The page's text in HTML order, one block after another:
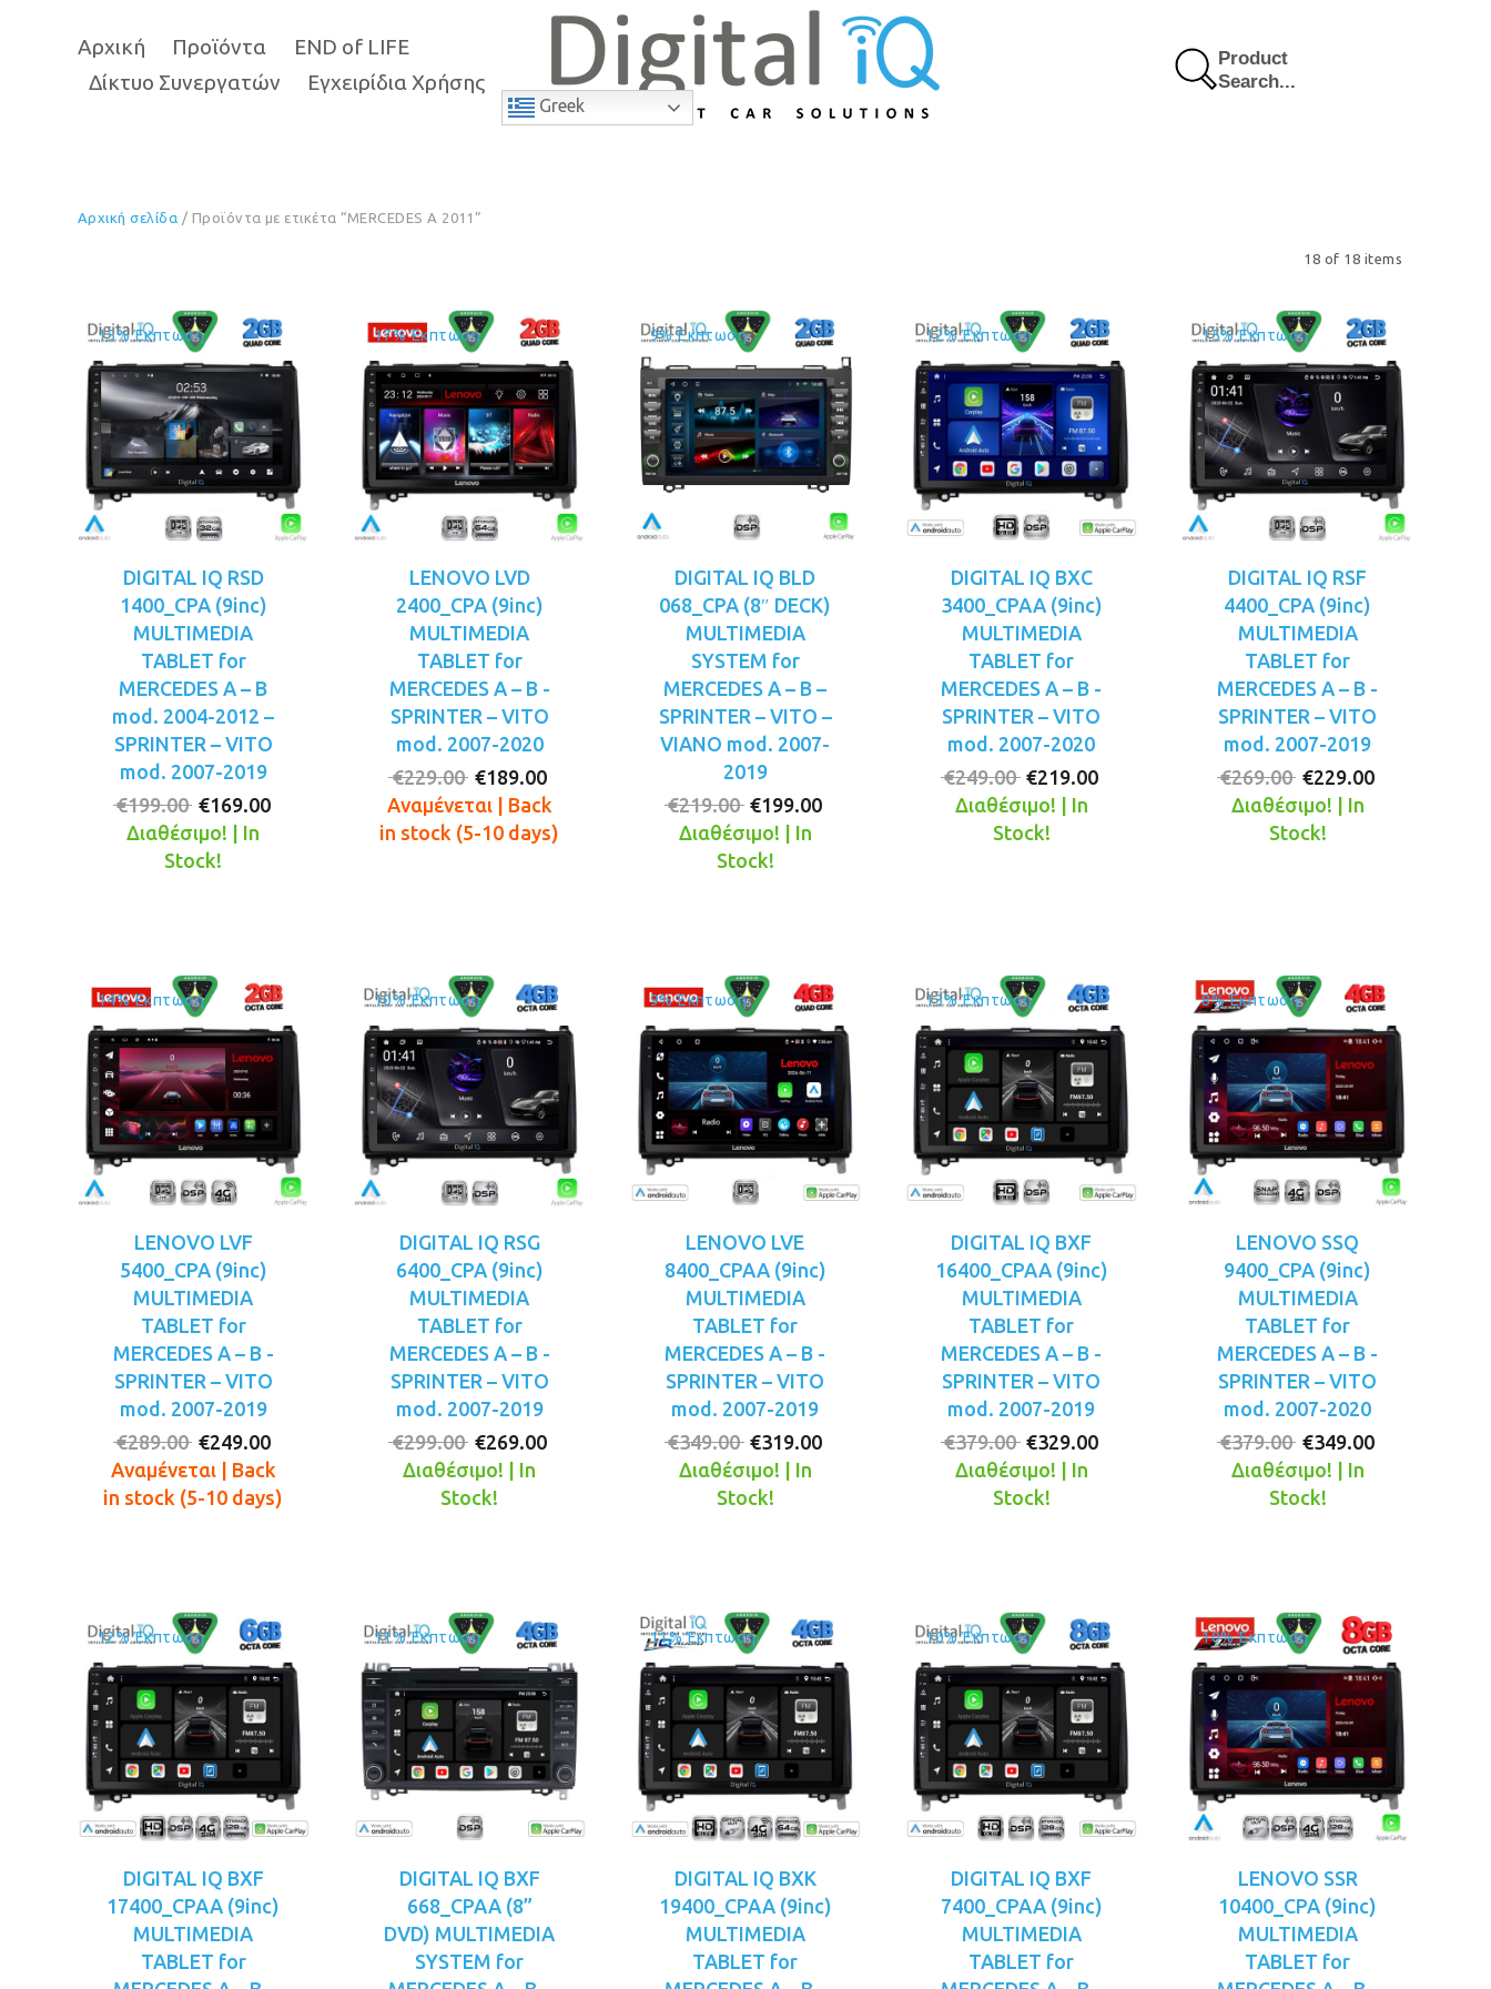
Αρχική Προϊόντα
END of LIFE
Δίκτυο Συνεργατών
Εγχειρίδια Χρήσης
Greek
Product
Search...
Αρχική σελίδα / Προϊόντα με ετικέτα “MERCEDES A 2011”
18 of 18 items
15% Έκπτωση
DIGITAL IQ RSD
1400_CPA (9inc)
MULTIMEDIA
TABLET for
MERCEDES A – B
mod. 2004-2012 –
SPRINTER – VITO
mod. 2007-2019
€199.00 Original
price
was:
€169.00
Διαθέσιμο! | In
Stock!
17% Έκπτωση
LENOVO LVD
2400_CPA (9inc)
MULTIMEDIA
TABLET for
MERCEDES A – B -
SPRINTER – VITO
mod. 2007-2020
€229.00 Original
price
was:
€189.00
τρέχουσα
τιμή
Αναμένεται | Back
in stock (5-10 days)
9% Έκπτωση
DIGITAL IQ BLD
068_CPA (8″ DECK)
MULTIMEDIA
SYSTEM for
MERCEDES A – B –
SPRINTER – VITO –
VIANO mod. 2007-
2019
€219.00 Original
price
was:
€199.00
Διαθέσιμο! | In
Stock!
12% Έκπτωση
DIGITAL IQ BXC
3400_CPAA (9inc)
MULTIMEDIA
TABLET for
MERCEDES A – B -
SPRINTER – VITO
mod. 2007-2020
€249.00 Original
price
was:
€219.00
Διαθέσιμο! | In
Stock!
15% Έκπτωση
DIGITAL IQ RSF
4400_CPA (9inc)
MULTIMEDIA
TABLET for
MERCEDES A – B -
SPRINTER – VITO
mod. 2007-2019
€269.00 Original
price
was:
€229.00
Διαθέσιμο! | In
Stock!
14% Έκπτωση
LENOVO LVF
5400_CPA (9inc)
MULTIMEDIA
TABLET for
MERCEDES A – B -
SPRINTER – VITO
mod. 2007-2019
€289.00 Original
price
was:
€249.00
τρέχουσα
τιμή
Αναμένεται | Back
in stock (5-10 days)
10% Έκπτωση
DIGITAL IQ RSG
6400_CPA (9inc)
MULTIMEDIA
TABLET for
MERCEDES A – B -
SPRINTER – VITO
mod. 2007-2019
€299.00 Original
price
was:
€269.00
Διαθέσιμο! | In
Stock!
9% Έκπτωση
LENOVO LVE
8400_CPAA (9inc)
MULTIMEDIA
TABLET for
MERCEDES A – B -
SPRINTER – VITO
mod. 2007-2019
€349.00 Original
price
was:
€319.00
Διαθέσιμο! | In
Stock!
13% Έκπτωση
DIGITAL IQ BXF
16400_CPAA (9inc)
MULTIMEDIA
TABLET for
MERCEDES A – B -
SPRINTER – VITO
mod. 2007-2019
€379.00 Original
price
was:
€329.00
Διαθέσιμο! | In
Stock!
8% Έκπτωση
LENOVO SSQ
9400_CPA (9inc)
MULTIMEDIA
TABLET for
MERCEDES A – B -
SPRINTER – VITO
mod. 2007-2020
€379.00 Original
price
was:
€349.00
Διαθέσιμο! | In
Stock!
12% Έκπτωση
DIGITAL IQ BXF
17400_CPAA (9inc)
MULTIMEDIA
TABLET for
11% Έκπτωση
DIGITAL IQ BXF
668_CPAA (8”
DVD) MULTIMEDIA
SYSTEM for
11% Έκπτωση
DIGITAL IQ BXK
19400_CPAA (9inc)
MULTIMEDIA
TABLET for
10% Έκπτωση
DIGITAL IQ BXF
7400_CPAA (9inc)
MULTIMEDIA
TABLET for
10% Έκπτωση
LENOVO SSR
10400_CPA (9inc)
MULTIMEDIA
TABLET for